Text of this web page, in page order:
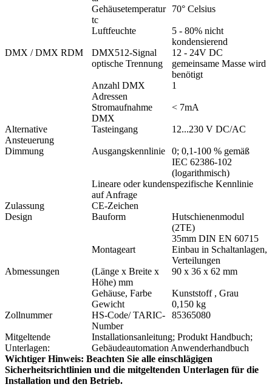
Gehäusetemperatur
tc
70° Celsius
Luftfeuchte
5 - 80% nicht
kondensierend
DMX / DMX RDM
DMX512-Signal
optische Trennung
12 - 24V DC
gemeinsame Masse wird
benötigt
Anzahl DMX
Adressen
1
Stromaufnahme
DMX
< 7mA
Alternative
Ansteuerung
Tasteingang 12...230 V DC/AC
Dimmung Ausgangskennlinie
0; 0,1-100 % gemäß
IEC 62386-102
(logarithmisch)
Lineare oder kundenspezifische Kennlinie
auf Anfrage
Zulassung
CE-Zeichen
Design
Bauform
Hutschienenmodul
(2TE)
35mm DIN EN 60715
Montageart
Einbau in Schaltanlagen,
Verteilungen
Abmessungen
(Länge x Breite x
Höhe) mm
90 x 36 x 62 mm
Gehäuse, Farbe
Kunststoff , Grau
Gewicht
0,150 kg
Zollnummer
HS-Code/ TARIC-
Number
85365080
Mitgeltende
Unterlagen:
Installationsanleitung; Produkt Handbuch;
Gebäudeautomation Anwenderhandbuch
Wichtiger Hinweis: Beachten Sie alle einschlägigen
Sicherheitsrichtlinien und die mitgeltenden Unterlagen für die
Installation und den Betrieb.